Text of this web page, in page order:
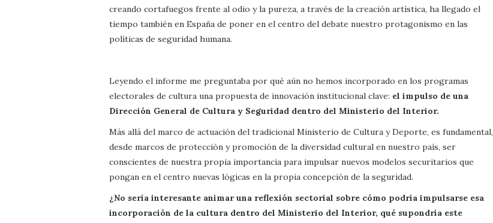
creando cortafuegos frente al odio y la pureza, a través de la creación artística, ha llegado el
tiempo también en España de poner en el centro del debate nuestro protagonismo en las
políticas de seguridad humana.
Leyendo el informe me preguntaba por qué aún no hemos incorporado en los programas
electorales de cultura una propuesta de innovación institucional clave: el impulso de una
Dirección General de Cultura y Seguridad dentro del Ministerio del Interior.
Más allá del marco de actuación del tradicional Ministerio de Cultura y Deporte, es fundamental,
desde marcos de protección y promoción de la diversidad cultural en nuestro país, ser
conscientes de nuestra propia importancia para impulsar nuevos modelos securitarios que
pongan en el centro nuevas lógicas en la propia concepción de la seguridad.
¿No sería interesante animar una reflexión sectorial sobre cómo podría impulsarse esa
incorporación de la cultura dentro del Ministerio del Interior, qué supondría este